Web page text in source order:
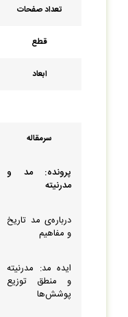
تعداد صفحات
قطع
ابعاد
سرمقاله
پرونده: مد و
مدرنیته
درباره‌‏ی مد تاریخ
و مفاهیم
ایده مد: مدرنیته
و منطق توزیع
پوشش‏‌ها